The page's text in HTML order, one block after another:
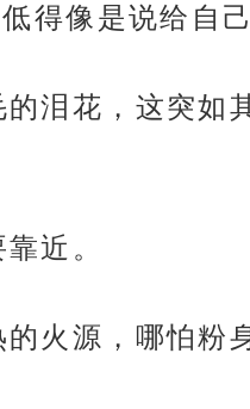
得像是说给自己
泪花，这突如
近。
火源，哪怕粉